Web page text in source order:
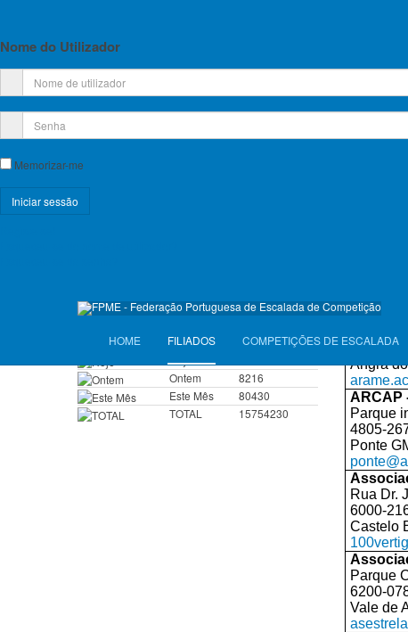
Nome do Utilizador
Memorizar-me
HOME FILIADOS COMPETIÇÕES DE ESCALADA
Av. Dr.
ADEB –
ARAME
9700-169
Angra
ARCAP
Parque
4805-
Ponte
Rua Dr.
6000-
Castelo
Parque
6200-
Vale de
Lista de Croquis disponíveis
Licença Federativa
Hoje
Ontem
8216
Este Mês
80430
TOTAL
15754230